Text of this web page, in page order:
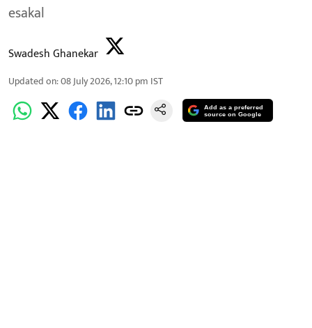
esakal
Swadesh Ghanekar
Updated on:08 July 2026, 12:10 pm IST
Add as a preferred
source on Google